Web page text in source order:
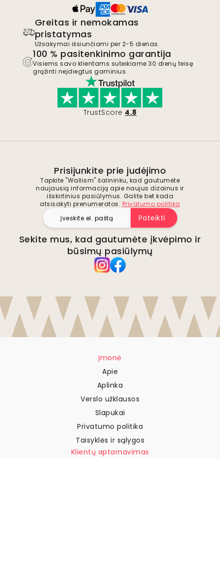
Greitas ir nemokamas
pristatymas
Užsakymai išsiunčiami per 2-5 dienas.
100 % pasitenkinimo garantija
Visiems savo klientams suteikiame 30 dienų teisę
grąžinti neįdiegtus gaminius.
TrustScore 4.8
Prisijunkite prie judėjimo
Tapkite "Wallism" šalininku, kad gautumėte
naujausią informaciją apie naujus dizainus ir
išskirtinius pasiūlymus. Galite bet kada
atsisakyti prenumeratos. Privatumo politika
Pateikti
Sekite mus, kad gautumėte įkvėpimo ir
būsimų pasiūlymų
Įmonė
Apie
Aplinka
Verslo užklausos
Slapukai
Privatumo politika
Taisyklės ir sąlygos
Klientų aptarnavimas